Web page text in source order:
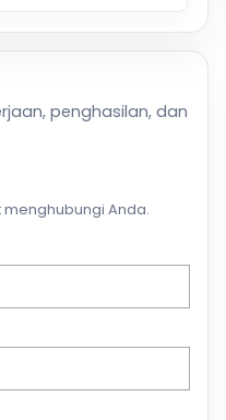
penghasilan, dan
Anda.